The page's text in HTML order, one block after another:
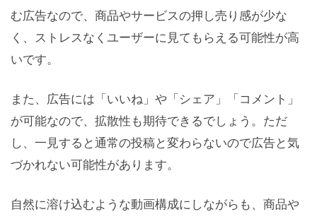
む広告なので、商品やサービスの押し売り感が少な
く、ストレスなくユーザーに見てもらえる可能性が高
いです。
また、広告には「いいね」や「シェア」「コメント」
が可能なので、拡散性も期待できるでしょう。ただ
し、一見すると通常の投稿と変わらないので広告と気
づかれない可能性があります。
自然に溶け込むような動画構成にしながらも、商品や